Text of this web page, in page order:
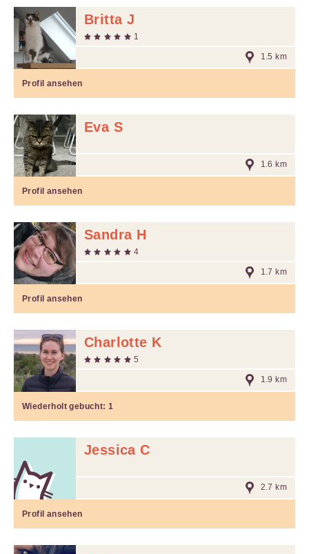
Britta J
1
1.5 km
Profil ansehen
Eva S
1.6 km
Profil ansehen
Sandra H
4
1.7 km
Profil ansehen
Charlotte K
5
1.9 km
Wiederholt gebucht:1
Jessica C
2.7 km
Profil ansehen